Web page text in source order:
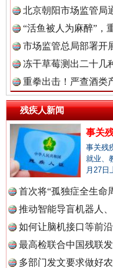
中
红船起航处 潮
北京朝阳市场监管局
“活鱼被人为麻醉”，
市场监管总局部署开
冻干草莓测出二十几
重拳出击！严查酒类
残疾人新闻
事关
事关残
就业、
月27日
首次将“孤独症全生命
推动智能导盲机器人
如何让脑机接口等前
最高检联合中国残联
多部门发文要求做好